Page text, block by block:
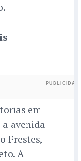
em
avenida
Prestes,
A